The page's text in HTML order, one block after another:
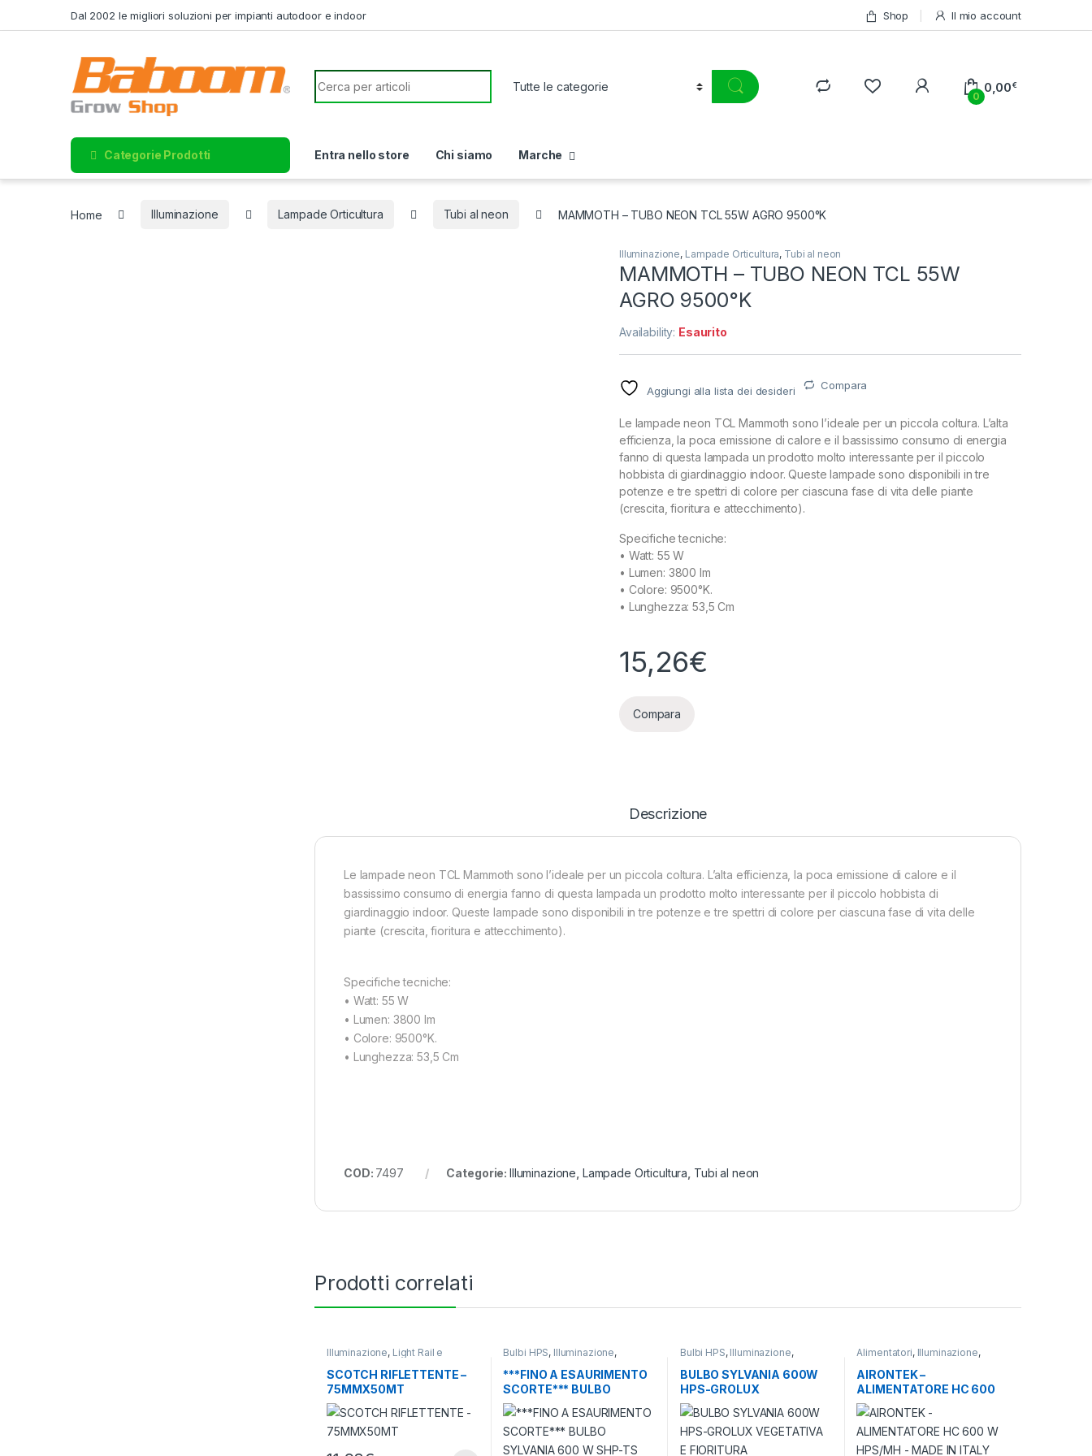
Dal 2002 le migliori soluzioni per impianti autodoor e indoor Shop Il mio account
Search for:
0
0,00€
Categorie Prodotti Entra nello store Chi siamo Marche
Home Illuminazione Lampade Orticultura Tubi al neon MAMMOTH – TUBO NEON TCL 55W AGRO 9500°K
Illuminazione, Lampade Orticultura, Tubi al neon
MAMMOTH – TUBO NEON TCL 55W
AGRO 9500°K
Availability: Esaurito
Aggiungi alla lista dei desideri Compara
Le lampade neon TCL Mammoth sono l’ideale per un piccola coltura. L’alta
efficienza, la poca emissione di calore e il bassissimo consumo di energia
fanno di questa lampada un prodotto molto interessante per il piccolo
hobbista di giardinaggio indoor. Queste lampade sono disponibili in tre
potenze e tre spettri di colore per ciascuna fase di vita delle piante
(crescita, fioritura e attecchimento).
Specifiche tecniche:
• Watt: 55 W
• Lumen: 3800 lm
• Colore: 9500°K.
• Lunghezza: 53,5 Cm
15,26€
Compara
Descrizione
Le lampade neon TCL Mammoth sono l’ideale per un piccola coltura. L’alta efficienza, la poca emissione di calore e il
bassissimo consumo di energia fanno di questa lampada un prodotto molto interessante per il piccolo hobbista di
giardinaggio indoor. Queste lampade sono disponibili in tre potenze e tre spettri di colore per ciascuna fase di vita delle
piante (crescita, fioritura e attecchimento).
Specifiche tecniche:
• Watt: 55 W
• Lumen: 3800 lm
• Colore: 9500°K.
• Lunghezza: 53,5 Cm
COD: 7497 Categorie: Illuminazione Lampade Orticultura Tubi al neon
Prodotti correlati
Illuminazione, Light Rail e
SCOTCH RIFLETTENTE –
75MMX50MT
Bulbi HPS, Illuminazione,
***FINO A ESAURIMENTO
SCORTE*** BULBO
SYLVANIA 600 W SHP-TS
BLOOM SPECTRUM PER
FIORITURA
Bulbi HPS, Illuminazione,
BULBO SYLVANIA 600W
HPS-GROLUX
VEGETATIVA E FIORITURA
Alimentatori, Illuminazione,
AIRONTEK –
ALIMENTATORE HC 600
W HPS/MH – MADE IN
ITALY HARD CASE